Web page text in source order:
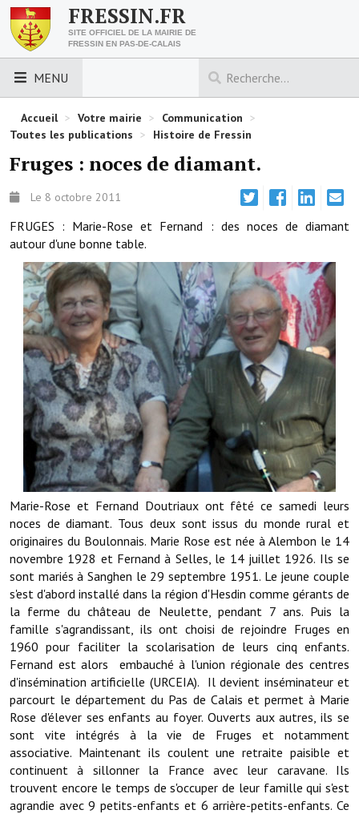
FRESSIN.FR
SITE OFFICIEL DE LA MAIRIE DE
FRESSIN EN PAS-DE-CALAIS
MENU
LES ESSENTIELS
Urbanisme
Nous contacter
Horaires de la mairie
Les foulées fressinoises
ACCÈS RAPIDE
Démarches administratives
Projets et travaux en cours
Fêtes et manifestations
Numéros d'urgence
Terrains et maisons à vendre
VOTRE MAIRIE
Elus et agents
L'équipe municipale
Le personnel municipal
Les moyens financiers
Note de synthèse financière
Rapport d'orientation budgétaire
Actions et projets
Accueil > Votre mairie > Communication >
Toutes les publications > Histoire de Fressin
Fruges : noces de diamant.
Le 8 octobre 2011
FRUGES : Marie-Rose et Fernand : des noces de diamant
autour d'une bonne table.
Marie-Rose et Fernand Doutriaux ont fêté ce samedi leurs
noces de diamant. Tous deux sont issus du monde rural et
originaires du Boulonnais. Marie Rose est née à Alembon le 14
novembre 1928 et Fernand à Selles, le 14 juillet 1926. Ils se
sont mariés à Sanghen le 29 septembre 1951. Le jeune couple
s'est d'abord installé dans la région d'Hesdin comme gérants de
la ferme du château de Neulette, pendant 7 ans. Puis la
famille s'agrandissant, ils ont choisi de rejoindre Fruges en
1960 pour faciliter la scolarisation de leurs cinq enfants.
Fernand est alors embauché à l'union régionale des centres
d'insémination artificielle (URCEIA). Il devient inséminateur et
parcourt le département du Pas de Calais et permet à Marie
Rose d'élever ses enfants au foyer. Ouverts aux autres, ils se
sont vite intégrés à la vie de Fruges et notamment
associative. Maintenant ils coulent une retraite paisible et
continuent à sillonner la France avec leur caravane. Ils
trouvent encore le temps de s'occuper de leur famille qui s'est
agrandie avec 9 petits-enfants et 6 arrière-petits-enfants. Ce